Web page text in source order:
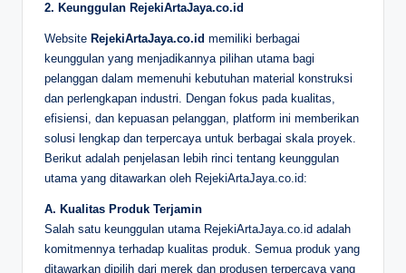
2. Keunggulan RejekiArtaJaya.co.id
Website RejekiArtaJaya.co.id memiliki berbagai
keunggulan yang menjadikannya pilihan utama bagi
pelanggan dalam memenuhi kebutuhan material konstruksi
dan perlengkapan industri. Dengan fokus pada kualitas,
efisiensi, dan kepuasan pelanggan, platform ini memberikan
solusi lengkap dan terpercaya untuk berbagai skala proyek.
Berikut adalah penjelasan lebih rinci tentang keunggulan
utama yang ditawarkan oleh RejekiArtaJaya.co.id:
A. Kualitas Produk Terjamin
Salah satu keunggulan utama RejekiArtaJaya.co.id adalah
komitmennya terhadap kualitas produk. Semua produk yang
ditawarkan dipilih dari merek dan produsen terpercaya yang